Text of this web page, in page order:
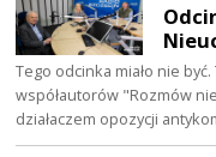
Tego odcinka miało nie
współautorów "Rozmów
działaczem opozycji